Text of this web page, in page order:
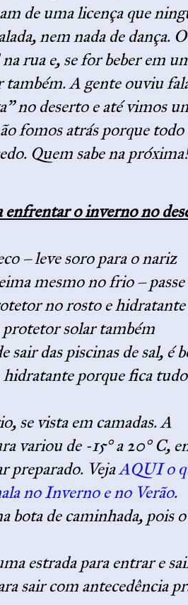
de uma licença que
nem nada de dança.
rua e, se for beber em
também. A gente ouviu
no deserto eaté vimos
fomos atrás porque
Quem sabe na próxima!
enfrentar o inverno no
– leve soro para o nariz
mesmo no frio – passe
no rosto e hidratante
solar também
sair das piscinas de sal, é
hidratante porque fica tudo
se vista em camadas. A
variou de -15° a 20° C,
preparado. VejaAQUI o
no Inverno e no Verão.
bota de caminhada, pois
estrada para entrar e
sair com antecedência